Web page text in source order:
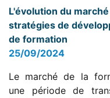
L'évolution du
stratégies de
de formation
25/09/2024
Le marché de la
une période de